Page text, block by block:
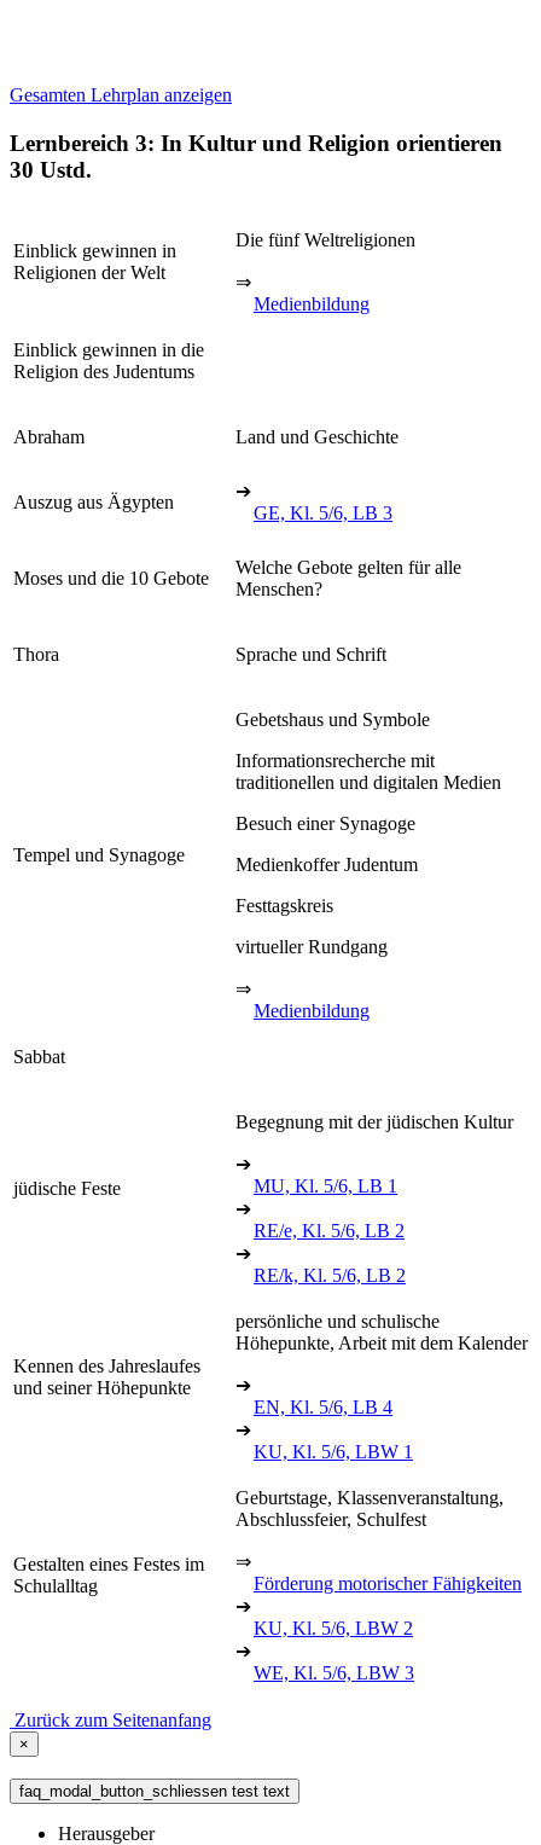
Gesamten Lehrplan anzeigen
Lernbereich 3: In Kultur und Religion orientieren
30 Ustd.
Einblick gewinnen in
Religionen der Welt
Die fünf Weltreligionen
⇒
Medienbildung
Einblick gewinnen in die
Religion des Judentums
Abraham Land und Geschichte
Auszug aus Ägypten
➔
GE, Kl. 5/6, LB 3
Moses und die 10 Gebote
Welche Gebote gelten für alle
Menschen?
Thora Sprache und Schrift
Tempel und Synagoge
Gebetshaus und Symbole
Informationsrecherche mit
traditionellen und digitalen Medien
Besuch einer Synagoge
Medienkoffer Judentum
Festtagskreis
virtueller Rundgang
⇒
Medienbildung
Sabbat
jüdische Feste
Begegnung mit der jüdischen Kultur
➔
MU, Kl. 5/6, LB 1
➔
RE/e, Kl. 5/6, LB 2
➔
RE/k, Kl. 5/6, LB 2
Kennen des Jahreslaufes
und seiner Höhepunkte
persönliche und schulische
Höhepunkte, Arbeit mit dem Kalender
➔
EN, Kl. 5/6, LB 4
➔
KU, Kl. 5/6, LBW 1
Gestalten eines Festes im
Schulalltag
Geburtstage, Klassenveranstaltung,
Abschlussfeier, Schulfest
⇒
Förderung motorischer Fähigkeiten
➔
KU, Kl. 5/6, LBW 2
➔
WE, Kl. 5/6, LBW 3
Zurück zum Seitenanfang
×
faq_modal_button_schliessen test text
Herausgeber